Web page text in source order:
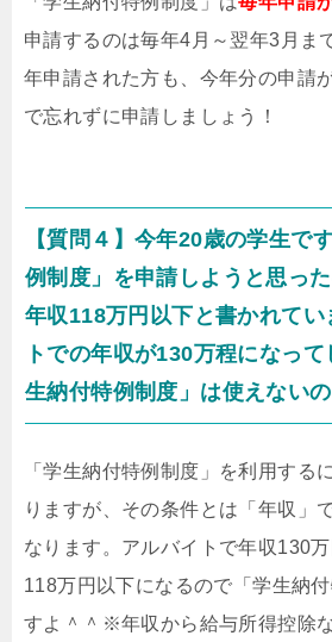
申請するのは毎年4月～翌年3月ま
年申請された方も、今年分の申請
で忘れずに申請しましょう！
【質問４】今年20歳の学生で
例制度」を申請しようと思っ
年収118万円以下と書かれてい
トでの年収が130万程になっ
生納付特例制度」は使えない
「学生納付特例制度」を利用する
りますが、その条件とは「年収」
なります。アルバイトで年収130
118万円以下になるので「学生納
すよ＾＾※年収から給与所得控除